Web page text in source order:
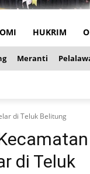
HUKRIM
Meranti
di Teluk Belitung
di Teluk